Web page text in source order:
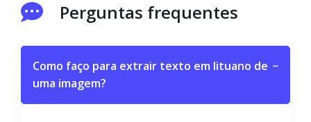
Perguntas frequentes
Como faço para extrair texto em lituano de
uma imagem?
−